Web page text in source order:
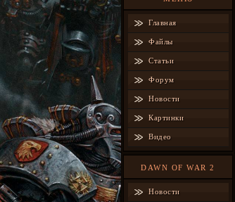
Главная
Файлы
Статьи
Форум
Новости
Картинки
Видео
DAWN OF WAR 2
Новости